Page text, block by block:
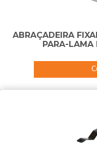
ABRAÇADEIRA
PARA-LAMA